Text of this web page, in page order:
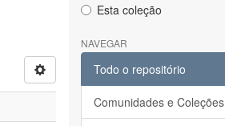
Esta coleção
NAVEGAR
Todo o repositório
Comunidades e Coleções